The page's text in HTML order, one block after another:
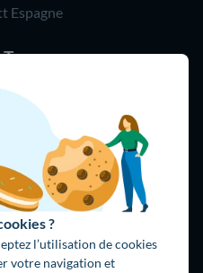
?
l’utilisation de cookies
votre navigation et
Espagne
d'artisans
!
60(8h-21h)
Paris